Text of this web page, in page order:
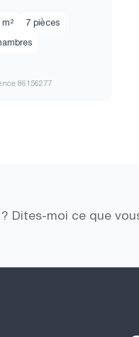
7 pièces
86156277
Dites-moi ce que